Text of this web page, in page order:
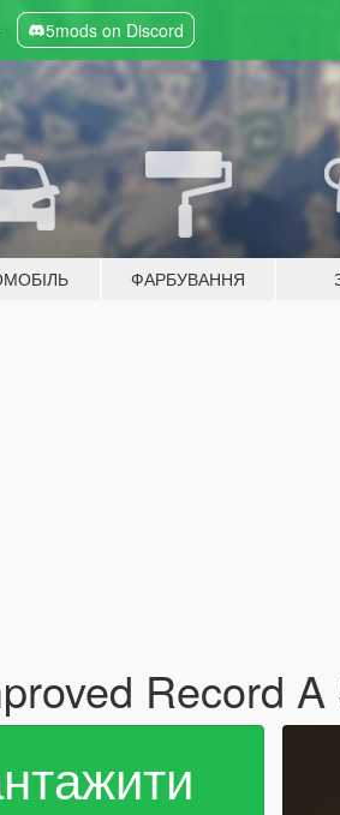
5mods on Discord
ФАРБУВАННЯ
Record